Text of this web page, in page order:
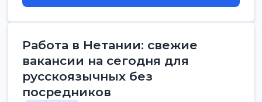
Работа в Нетании: свежие
вакансии на сегодня для
русскоязычных без
посредников